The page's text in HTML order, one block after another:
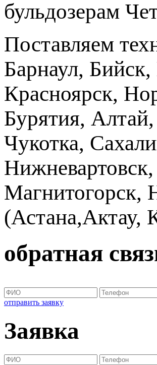
бульдозерам
Поставляем
Барнаул,
Красноярск,
Бурятия,
Чукотка,
Магнитогорск,
(Астана,Актау,
обратная
отправить заявку
Заявка